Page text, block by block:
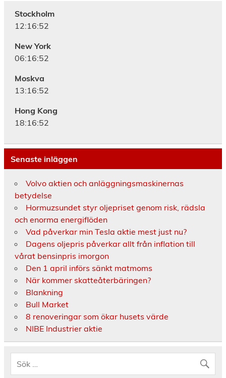
Stockholm
12:16:53
New York
06:16:53
Moskva
13:16:53
Hong Kong
18:16:53
Senaste inläggen
Volvo aktien och anläggningsmaskinernas
betydelse
Hormuzsundet styr oljepriset genom risk, rädsla
och enorma energiflöden
Vad påverkar min Tesla aktie mest just nu?
Dagens oljepris påverkar allt från inflation till
vårat bensinpris imorgon
Den 1 april införs sänkt matmoms
När kommer skatteåterbäringen?
Blankning
Bull Market
8 renoveringar som ökar husets värde
NIBE Industrier aktie